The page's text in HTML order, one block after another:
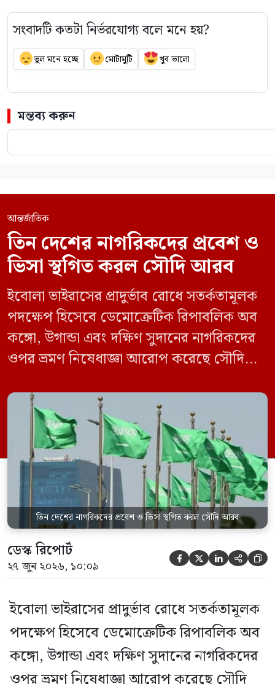
সংবাদটি কতটা নির্ভরযোগ্য বলে মনে হয়?
ভুল মনে হচ্ছে মোটামুটি খুব ভালো
মন্তব্য করুন
আন্তর্জাতিক
তিন দেশের নাগরিকদের প্রবেশ ও
ভিসা স্থগিত করল সৌদি আরব
ইবোলা ভাইরাসের প্রাদুর্ভাব রোধে সতর্কতামূলক
পদক্ষেপ হিসেবে ডেমোক্রেটিক রিপাবলিক অব
কঙ্গো, উগান্ডা এবং দক্ষিণ সুদানের নাগরিকদের
ওপর ভ্রমণ নিষেধাজ্ঞা আরোপ করেছে সৌদি
যেকোনো ভ্রমণকারীর জন্য ভিসা ইস্যু এবং
সৌদিতে প্রবেশ সাময়িকভাবে স্থগিত করা
হয়েছে। সৌদি প্রেস এজেন্সি (এসপিএ)
জানিয়েছে, এই নিষেধাজ্ঞা শুধুমাত্র সরাসরি ওই
তিন দেশ থেকে […]
তিন দেশের নাগরিকদের প্রবেশ ও ভিসা স্থগিত করল সৌদি আরব
ডেস্ক রিপোর্ট
২৭ জুন ২০২৬, ১০:০৯     
ইবোলা ভাইরাসের প্রাদুর্ভাব রোধে সতর্কতামূলক
পদক্ষেপ হিসেবে ডেমোক্রেটিক রিপাবলিক অব
কঙ্গো, উগান্ডা এবং দক্ষিণ সুদানের নাগরিকদের